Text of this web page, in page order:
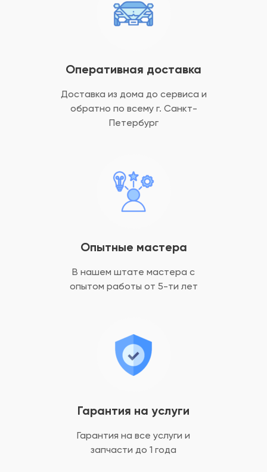
Оперативная доставка
Доставка из дома до сервиса и
обратно по всему г. Санкт-
Петербург
Гарантия на услуги
Гарантия на все услуги и
запчасти до 1 года
Опытные мастера
В нашем штате мастера с
опытом работы от 5-ти лет